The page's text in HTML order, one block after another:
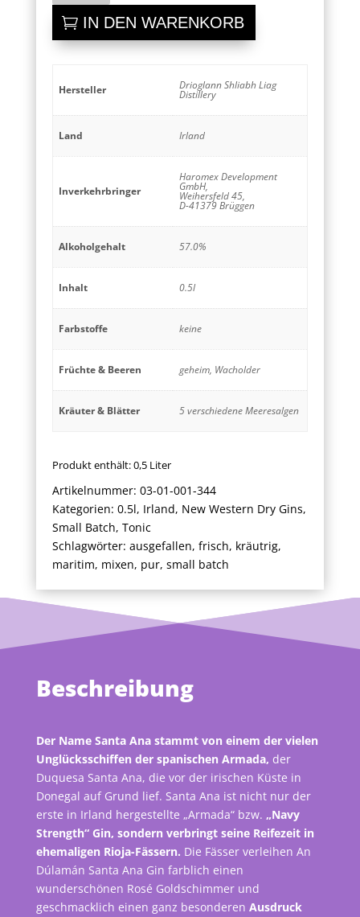
Santa
Ana
Armada
IN DEN WARENKORB
Hersteller Drioglann Shliabh Liag
Distillery
Land Irland
Inverkehrbringer
Haromex Development
GmbH,
Weihersfeld 45,
D-41379 Brüggen
Alkoholgehalt 57.0%
Inhalt 0.5l
Farbstoffe keine
Früchte & Beeren geheim, Wacholder
Kräuter & Blätter 5 verschiedene Meeresalgen
Produkt enthält: 0,5 Liter
Artikelnummer: 03-01-001-344
Kategorien: 0.5l, Irland, New Western Dry Gins,
Small Batch, Tonic
Schlagwörter: ausgefallen, frisch, kräutrig,
maritim, mixen, pur, small batch
Beschreibung
Der Name Santa Ana stammt von einem der vielen
Unglücksschiffen der spanischen Armada, der
Duquesa Santa Ana, die vor der irischen Küste in
Donegal auf Grund lief. Santa Ana ist nicht nur der
erste in Irland hergestellte „Armada“ bzw. „Navy
Strength“ Gin, sondern verbringt seine Reifezeit in
ehemaligen Rioja-Fässern. Die Fässer verleihen An
Dúlamán Santa Ana Gin farblich einen
wunderschönen Rosé Goldschimmer und
geschmacklich einen ganz besonderen Ausdruck